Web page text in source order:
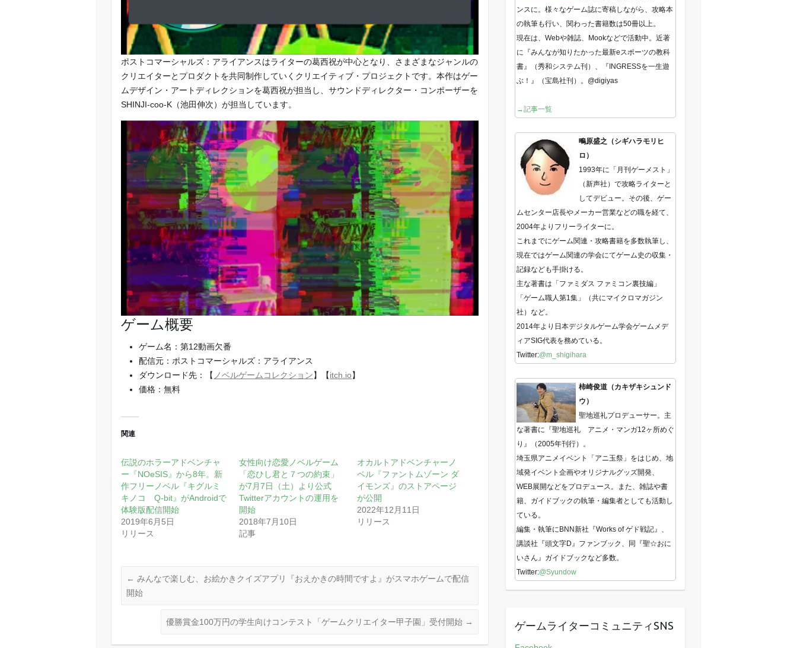
ポストコマーシャルズ：アライアンスはライターの葛西祝が中心となり、さまざまなジャンルの
クリエイターとプロダクトを共同制作していくクリエイティブ・プロジェクトです。本作はゲー
ムデザイン・アートディレクションを葛西祝が担当し、サウンドディレクター・コンポーザーを
SHINJI-coo-K（池田伸次）が担当しています。
ゲーム概要
ゲーム名：第12動画欠番
配信元：ポストコマーシャルズ：アライアンス
ダウンロード先：【 ノベルゲームコレクション】【itch.io】
価格：無料
関連
伝説のホラーアドベンチャ
ー『NOeSIS』から8年。新
作フリーノベル『キグルミ
キノコ Q-bit』がAndroidで
体験版配信開始
2019年6月5日
リリース
女性向け恋愛ノベルゲーム
「恋ひし君と７つの約束」
が7月7日（土）より公式
Twitterアカウントの運用を
開始
2018年7月10日
記事
オカルトアドベンチャーノ
ベル『ファントムゾーン ダ
イモンズ』のストアページ
が公開
2022年12月11日
リリース
← みんなで楽しむ、お絵かきクイズアプリ『おえかきの時間ですよ』がスマホゲームで配信
開始
優勝賞金100万円の学生向けコンテスト「ゲームクリエイター甲子園」受付開始 →
ンスに。様々なゲーム誌に寄稿しながら、攻略本
の執筆も行い、関わった書籍数は50冊以上。
現在は、Webや雑誌、Mookなどで活動中。近著
に『みんなが知りたかった最新eスポーツの教科
書』（秀和システム刊）、『INGRESSを一生遊
ぶ！』（宝島社刊）。@digiyas
→記事一覧
鴫原盛之（シギハラモリヒ
ロ）
1993年に「月刊ゲーメスト」
（新声社）で攻略ライターと
してデビュー。その後、ゲー
ムセンター店長やメーカー営業などの職を経て、
2004年よりフリーライターに。
これまでにゲーム関連・攻略書籍を多数執筆し、
現在ではゲーム関連の学会にてゲーム史の収集・
記録なども手掛ける。
主な著書は「ファミダス ファミコン裏技編」
「ゲーム職人第1集」（共にマイクロマガジン
社）など。
2014年より日本デジタルゲーム学会ゲームメデ
ィアSIG代表を務めている。
Twitter:@m_shigihara
柿崎俊道（カキザキシュンド
ウ）
聖地巡礼プロデューサー。主
な著書に『聖地巡礼 アニメ・マンガ12ヶ所めぐ
り』（2005年刊行）。
埼玉県アニメイベント「アニ玉祭」をはじめ、地
域発イベント企画やオリジナルグッズ開発、
WEB展開などをプロデュース。また、雑誌や書
籍、ガイドブックの執筆・編集者としても活動し
ている。
編集・執筆にBNN新社『Works of ゲド戦記』、
講談社『頭文字D』ファンブック、同『聖☆おに
いさん』ガイドブックなど多数。
Twitter:@Syundow
ゲームライターコミュニティSNS